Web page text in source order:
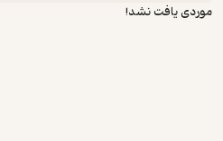
موردی یافت نشد!